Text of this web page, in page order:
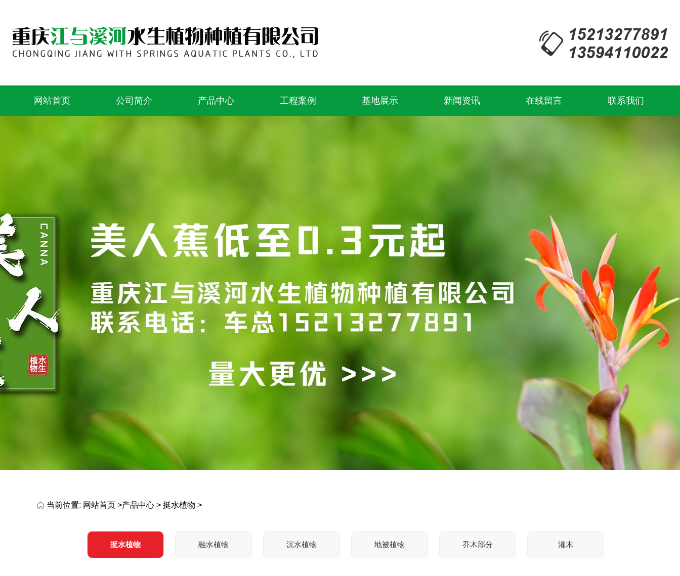
网站首页 公司简介 产品中心 工程案例 基地展示 新闻资讯 在线留言 联系我们
当前位置: 网站首页 >产品中心 > 挺水植物 >
挺水植物 融水植物 沉水植物 地被植物 乔木部分 灌木